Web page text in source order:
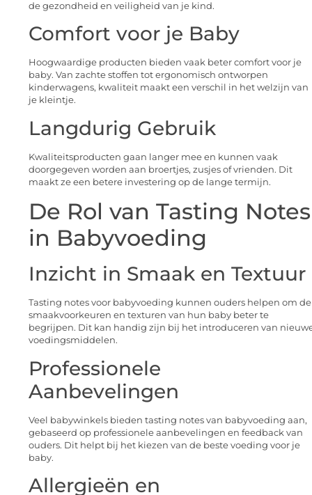
de gezondheid en veiligheid van je kind.
Comfort voor je Baby
Hoogwaardige producten bieden vaak beter comfort voor je
baby. Van zachte stoffen tot ergonomisch ontworpen
kinderwagens, kwaliteit maakt een verschil in het welzijn van
je kleintje.
Langdurig Gebruik
Kwaliteitsproducten gaan langer mee en kunnen vaak
doorgegeven worden aan broertjes, zusjes of vrienden. Dit
maakt ze een betere investering op de lange termijn.
De Rol van Tasting Notes
in Babyvoeding
Inzicht in Smaak en Textuur
Tasting notes voor babyvoeding kunnen ouders helpen om de
smaakvoorkeuren en texturen van hun baby beter te
begrijpen. Dit kan handig zijn bij het introduceren van
voedingsmiddelen.
Professionele
Aanbevelingen
Veel babywinkels bieden tasting notes van babyvoeding aan,
gebaseerd op professionele aanbevelingen en feedback van
ouders. Dit helpt bij het kiezen van de beste voeding voor je
baby.
Allergieën en